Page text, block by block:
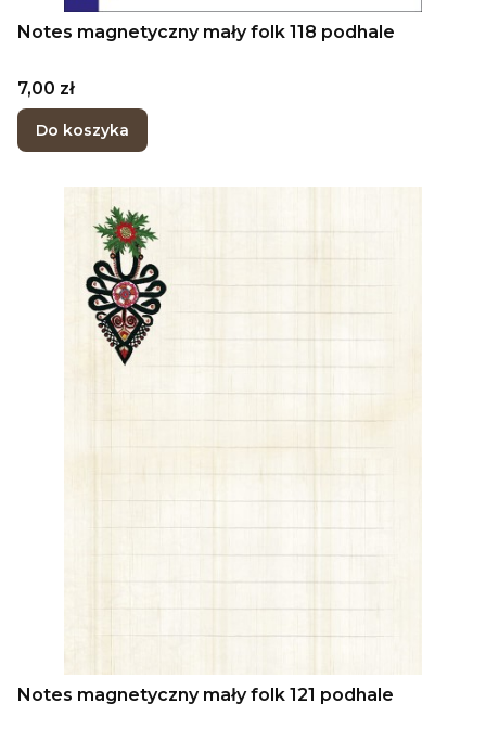
Notes magnetyczny mały folk 118 podhale
Cena
7,00 zł
Do koszyka
Notes magnetyczny mały folk 121 podhale